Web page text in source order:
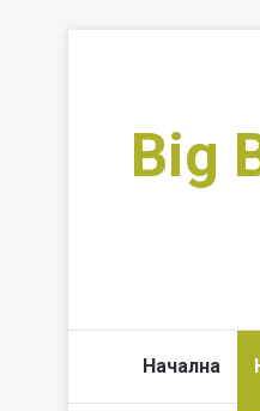
Big
Начална